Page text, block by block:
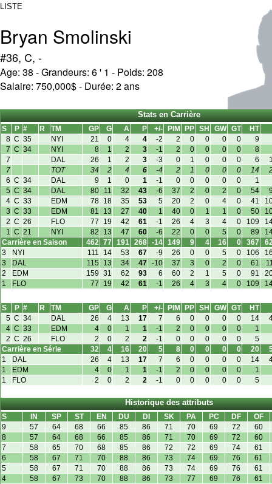
LISTE
Bryan Smolinski
#36, C, -
Age: 38 - Grandeurs: 6 ' 1 - Poids: 208
Salaire: 750,000$ - Durée: 2 ans
Stats en Carrière
S P # R TM GP G A P +/- PIM PP SH GW GT
HT
8 C 35 NYI 21 0 4 4 -2 2 0 0 0 0
9
7 C 34 NYI 8 1 2 3 -1 2 0 0 0 0
8
7
DAL 26 1 2 3 -3 0 1 0 0 0 6
7
TOT 34 2 4 6 -4 2 1 0 0 0 14
6 C 34 DAL 9 1 0 1 -1 0 0 0 0 0
1
5 C 34 DAL 80 11 32 43 -6 37 2 0 2 0 54
4 C 33 EDM 78 18 35 53 5 20 2 0 4 0 41
3 C 33 EDM 81 13 27 40 1 40 0 1 1 0 50
2 C 26 FLO 77 19 42 61 -1 26 4 3 4 0 109
1 C 21 NYI 82 13 47 60 -6 22 0 0 5 0 89
Carrière en Saison
462 77 191 268 -14 149 9 4 16 0 367
3
NYI 111 14 53 67 -9 26 0 0 5 0 106
3
DAL 115 13 34 47 -10 37 3 0 2 0 61
2
EDM 159 31 62 93 6 60 2 1 5 0 91
1
FLO 77 19 42 61 -1 26 4 3 4 0 109
S P # R TM GP G A P +/- PIM PP SH GW GT
HT
5 C 34 DAL 26 4 13 17 7 6 0 0 0 0 14
4 C 33 EDM 4 0 1 1 -1 2 0 0 0 0
1
2 C 26 FLO 2 0 2 2 -1 0 0 0 0 0
5
Carrière en Série
32 4 16 20 5 8 0 0 0 0 20
1
DAL 26 4 13 17 7 6 0 0 0 0 14
1
EDM 4 0 1 1 -1 2 0 0 0 0
1
1
FLO 2 0 2 2 -1 0 0 0 0 0 5
Historique des attributs
S IN SP ST EN DU DI SK PA PC DF
OF
9
57 64 68 66 85 86 71 70 69 72
60
8
57 64 68 66 85 86 71 70 69 72
60
7
58 65 70 68 85 86 72 72 69 74
61
6
58 67 71 70 88 86 73 74 69 76
61
5
58 67 71 70 88 86 73 74 69 76
61
4
58 67 73 70 88 86 73 77 69 76
61